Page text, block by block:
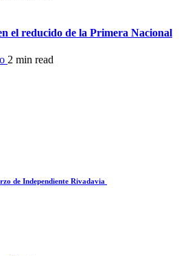
el reducido de la Primera Nacional
2 min read
de Independiente Rivadavia